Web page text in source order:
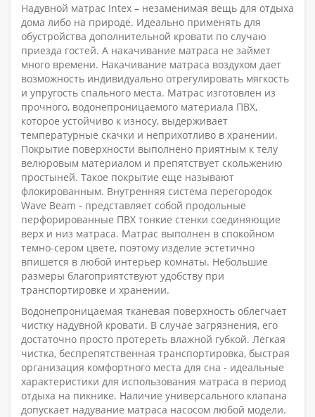
Надувной матрас Intex – незаменимая вещь для отдыха
дома либо на природе. Идеально применять для
обустройства дополнительной кровати по случаю
приезда гостей. А накачивание матраса не займет
много времени. Накачивание матраса воздухом дает
возможность индивидуально отрегулировать мягкость
и упругость спального места. Матрас изготовлен из
прочного, водонепроницаемого материала ПВХ,
которое устойчиво к износу, выдерживает
температурные скачки и неприхотливо в хранении.
Покрытие поверхности выполнено приятным к телу
велюровым материалом и препятствует скольжению
простыней. Такое покрытие еще называют
флокированным. Внутренняя система перегородок
Wave Beam - представляет собой продольные
перфорированные ПВХ тонкие стенки соединяющие
верх и низ матраса. Матрас выполнен в спокойном
темно-сером цвете, поэтому изделие эстетично
впишется в любой интерьер комнаты. Небольшие
размеры благоприятствуют удобству при
транспортировке и хранении.
Водонепроницаемая тканевая поверхность облегчает
чистку надувной кровати. В случае загрязнения, его
достаточно просто протереть влажной губкой. Легкая
чистка, беспрепятственная транспортировка, быстрая
организация комфортного места для сна - идеальные
характеристики для использования матраса в период
отдыха на пикнике. Наличие универсального клапана
допускает надувание матраса насосом любой модели.